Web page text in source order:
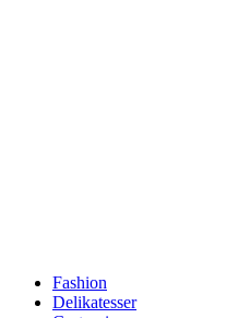
Fashion
Delikatesser